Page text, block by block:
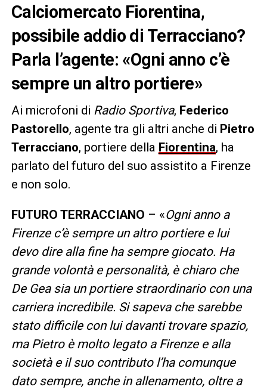
Calciomercato Fiorentina,
possibile addio di Terracciano?
Parla l’agente: «Ogni anno c’è
sempre un altro portiere»
Ai microfoni di Radio Sportiva, Federico
Pastorello, agente tra gli altri anche di Pietro
Terracciano, portiere della Fiorentina, ha
parlato del futuro del suo assistito a Firenze
e non solo.
FUTURO TERRACCIANO – «Ogni anno a
Firenze c’è sempre un altro portiere e lui
devo dire alla fine ha sempre giocato. Ha
grande volontà e personalità, è chiaro che
De Gea sia un portiere straordinario con una
carriera incredibile. Si sapeva che sarebbe
stato difficile con lui davanti trovare spazio,
ma Pietro è molto legato a Firenze e alla
società e il suo contributo l’ha comunque
dato sempre, anche in allenamento, oltre a